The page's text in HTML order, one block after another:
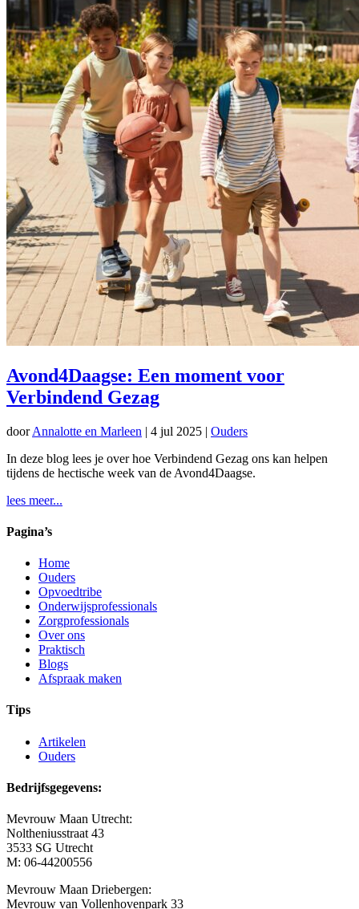
Avond4Daagse: Een moment voor
Verbindend Gezag
doorAnnalotte en Marleen | 4 jul 2025 | Ouders
In deze blog lees je over hoe Verbindend Gezag ons kan helpen
tijdens de hectische week van de Avond4Daagse.
lees meer...
Pagina’s
Home
Ouders
Opvoedtribe
Onderwijsprofessionals
Zorgprofessionals
Over ons
Praktisch
Blogs
Afspraak maken
Tips
Artikelen
Ouders
Bedrijfsgegevens:
Mevrouw Maan Utrecht:
Noltheniusstraat 43
3533 SG Utrecht
M: 06-44200556
Mevrouw Maan Driebergen:
Mevrouw van Vollenhovenpark 33